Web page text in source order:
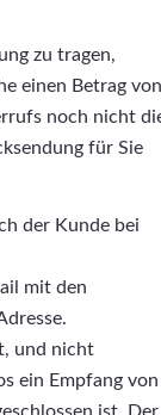
zu tragen,
einen Betrag von
noch nicht
für Sie
der Kunde bei
mit den
und nicht
ein Empfang von